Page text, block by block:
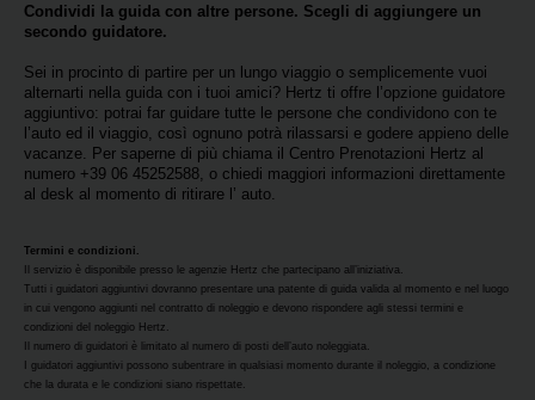
Noleggio
Auto
Noleggio
Furgoni
Flotta
Usato
Condividi la guida con altre persone. Scegli di aggiungere un
secondo guidatore.
Sei in procinto di partire per un lungo viaggio o semplicemente vuoi
alternarti nella guida con i tuoi amici? Hertz ti offre l’opzione guidatore
aggiuntivo: potrai far guidare tutte le persone che condividono con te
l’auto ed il viaggio, così ognuno potrà rilassarsi e godere appieno delle
vacanze. Per saperne di più chiama il Centro Prenotazioni Hertz al
numero +39 06 45252588, o chiedi maggiori informazioni direttamente
al desk al momento di ritirare l’ auto.
Termini e condizioni.
Il servizio è disponibile presso le agenzie Hertz che partecipano all’iniziativa.
Tutti i guidatori aggiuntivi dovranno presentare una patente di guida valida al momento e nel luogo
in cui vengono aggiunti nel contratto di noleggio e devono rispondere agli stessi termini e
condizioni del noleggio Hertz.
Il numero di guidatori è limitato al numero di posti dell’auto noleggiata.
I guidatori aggiuntivi possono subentrare in qualsiasi momento durante il noleggio, a condizione
che la durata e le condizioni siano rispettate.